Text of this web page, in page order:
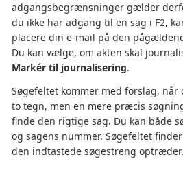
adgangsbegrænsninger gælder
du ikke har adgang til en sag i F2,
placere din e-mail på den
Du kan vælge, om akten skal
Markér til journalisering.
Søgefeltet kommer med forslag,
to tegn, men en mere præcis
finde den rigtige sag. Du kan både
og sagens nummer. Søgefeltet
den indtastede søgestreng optræder.